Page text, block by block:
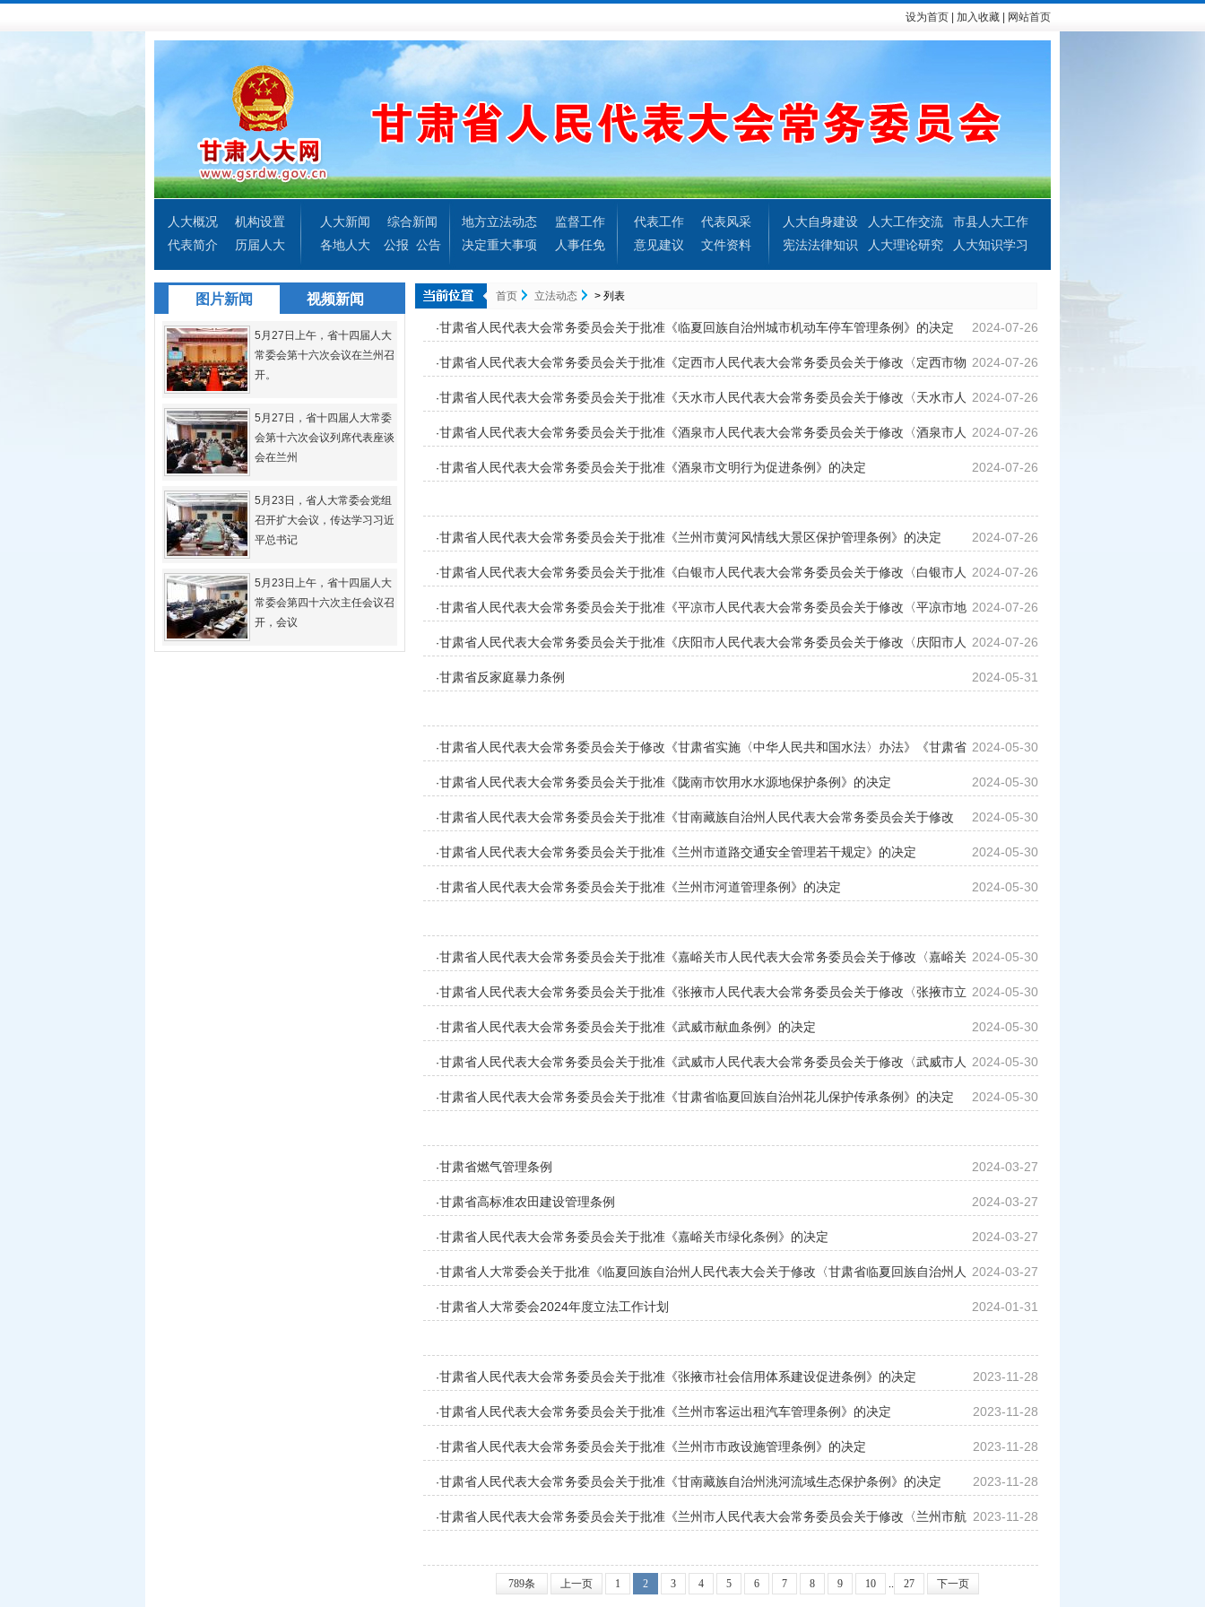
设为首页 加入收藏 网站首页
人大概况
机构设置
代表简介
历届人大
人大新闻
综合新闻
各地人大
公报 公告
地方立法动态
监督工作
决定重大事项
人事任免
代表工作
代表风采
意见建议
文件资料
人大自身建设 人大工作交流
市县人大工作
宪法法律知识
人大理论研究 人大知识学习
图片新闻 视频新闻
5月27日上午，省十四届人大
常委会第十六次会议在兰州召
开。
5月27日，省十四届人大常委
会第十六次会议列席代表座谈
会在兰州
5月23日，省人大常委会党组
召开扩大会议，传达学习习近
平总书记
5月23日上午，省十四届人大
常委会第四十六次主任会议召
开，会议
首页 立法动态 > 列表
2024-07-26
·甘肃省人民代表大会常务委员会关于批准《临夏回族自治州城市机动车停车管理条例》的决定
2024-07-26
·甘肃省人民代表大会常务委员会关于批准《定西市人民代表大会常务委员会关于修改〈定西市物
业管理条例〉的决定》的决定
2024-07-26
·甘肃省人民代表大会常务委员会关于批准《天水市人民代表大会常务委员会关于修改〈天水市人
民代表大会及其常务委员会立法条例〉的决定》的决定
2024-07-26
·甘肃省人民代表大会常务委员会关于批准《酒泉市人民代表大会常务委员会关于修改〈酒泉市人
民代表大会及其常务委员会立法程序规则〉的决定》的决定
2024-07-26
·甘肃省人民代表大会常务委员会关于批准《酒泉市文明行为促进条例》的决定
2024-07-26
·甘肃省人民代表大会常务委员会关于批准《兰州市黄河风情线大景区保护管理条例》的决定
2024-07-26
·甘肃省人民代表大会常务委员会关于批准《白银市人民代表大会常务委员会关于修改〈白银市人
民代表大会及其常务委员会立法条例〉的决定》的决定
2024-07-26
·甘肃省人民代表大会常务委员会关于批准《平凉市人民代表大会常务委员会关于修改〈平凉市地
方立法条例〉的决定》的决定
2024-07-26
·甘肃省人民代表大会常务委员会关于批准《庆阳市人民代表大会常务委员会关于修改〈庆阳市人
民代表大会及其常务委员会立法程序规则〉的决定》的决定
2024-05-31
·甘肃省反家庭暴力条例
2024-05-30
·甘肃省人民代表大会常务委员会关于修改《甘肃省实施〈中华人民共和国水法〉办法》《甘肃省
实施〈中华人民共和国渔业法〉办法》的决定
2024-05-30
·甘肃省人民代表大会常务委员会关于批准《陇南市饮用水水源地保护条例》的决定
2024-05-30
·甘肃省人民代表大会常务委员会关于批准《甘南藏族自治州人民代表大会常务委员会关于修改
〈甘南藏族自治州住宅物业管理条例〉的决定》的决定
2024-05-30
·甘肃省人民代表大会常务委员会关于批准《兰州市道路交通安全管理若干规定》的决定
2024-05-30
·甘肃省人民代表大会常务委员会关于批准《兰州市河道管理条例》的决定
2024-05-30
·甘肃省人民代表大会常务委员会关于批准《嘉峪关市人民代表大会常务委员会关于修改〈嘉峪关
市物业服务管理条例〉的决定》的决定
2024-05-30
·甘肃省人民代表大会常务委员会关于批准《张掖市人民代表大会常务委员会关于修改〈张掖市立
法条例〉的决定》的决定
2024-05-30
·甘肃省人民代表大会常务委员会关于批准《武威市献血条例》的决定
2024-05-30
·甘肃省人民代表大会常务委员会关于批准《武威市人民代表大会常务委员会关于修改〈武威市人
民代表大会及其常务委员会立法程序规则〉的决定》的决定
2024-05-30
·甘肃省人民代表大会常务委员会关于批准《甘肃省临夏回族自治州花儿保护传承条例》的决定
2024-03-27
·甘肃省燃气管理条例
2024-03-27
·甘肃省高标准农田建设管理条例
2024-03-27
·甘肃省人民代表大会常务委员会关于批准《嘉峪关市绿化条例》的决定
2024-03-27
·甘肃省人大常委会关于批准《临夏回族自治州人民代表大会关于修改〈甘肃省临夏回族自治州人
民代表大会及其常务委员会立法条例〉的决定》的决定
2024-01-31
·甘肃省人大常委会2024年度立法工作计划
2023-11-28
·甘肃省人民代表大会常务委员会关于批准《张掖市社会信用体系建设促进条例》的决定
2023-11-28
·甘肃省人民代表大会常务委员会关于批准《兰州市客运出租汽车管理条例》的决定
2023-11-28
·甘肃省人民代表大会常务委员会关于批准《兰州市市政设施管理条例》的决定
2023-11-28
·甘肃省人民代表大会常务委员会关于批准《甘南藏族自治州洮河流域生态保护条例》的决定
2023-11-28
·甘肃省人民代表大会常务委员会关于批准《兰州市人民代表大会常务委员会关于修改〈兰州市航
789条 上一页 1 2 3 4 5 6 7 8 9 10 .. 27 下一页